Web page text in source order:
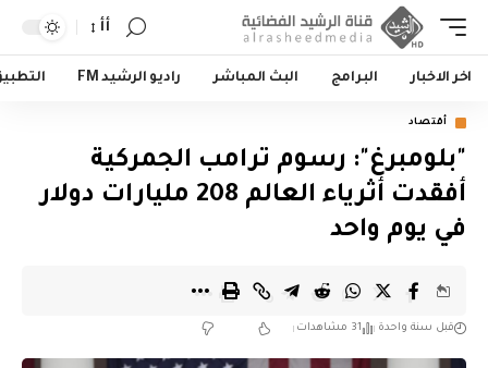
أأ
اخر الاخبار البرامج البث المباشر راديو الرشيد FM
أقتصاد
"بلومبرغ": رسوم ترامب الجمركية
أفقدت أثرياء العالم 208 مليارات دولار
في يوم واحد
قبل سنة واحدة 31 مشاهدات